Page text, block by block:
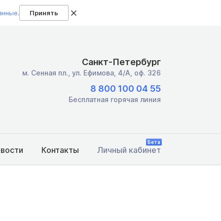
. Принять
Санкт-Петербург
м. Сенная пл., ул. Ефимова, 4/А, оф. 326
8 800 100 04 55
Бесплатная горячая линия
Контакты Личный кабинет
Бета